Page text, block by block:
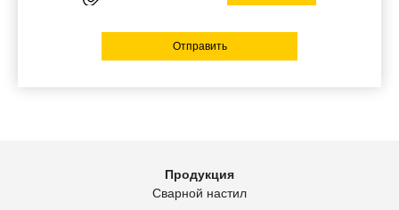
Отправить
Продукция
Сварной настил